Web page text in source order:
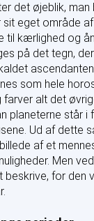
det øjeblik, man
sit eget område
til kærlighed og
på det tegn,
som hele
farver alt det
planeterne står i
Ud af dette
af et
Men
beskrive, for den